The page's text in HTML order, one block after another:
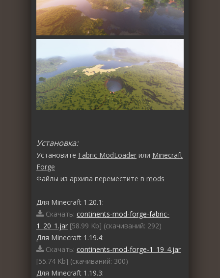
Установка:
Установите Fabric ModLoader или Minecraft
Forge
Файлы из архива переместите в mods
Для Minecraft 1.20.1:
Скачать: continents-mod-forge-fabric-
1_20_1.jar [58.99 Kb] (cкачиваний: 292)
Для Minecraft 1.19.4:
Скачать: continents-mod-forge-1_19_4.jar
[55.74 Kb] (cкачиваний: 300)
Для Minecraft 1.19.3: